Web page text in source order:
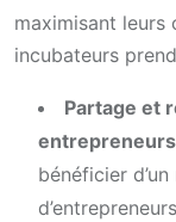
maximisant leurs
incubateurs
Partage et
bénéficier